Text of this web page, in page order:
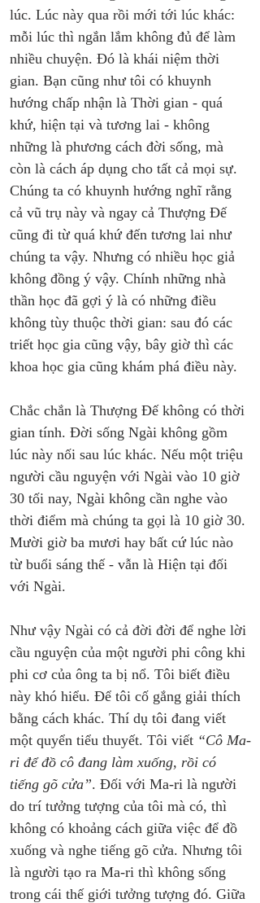
lúc. Lúc này qua rồi mới tới lúc khác:
mỗi lúc thì ngắn lắm không đủ để làm
nhiều chuyện. Đó là khái niệm thời
gian. Bạn cũng như tôi có khuynh
hướng chấp nhận là Thời gian - quá
khứ, hiện tại và tương lai - không
những là phương cách đời sống, mà
còn là cách áp dụng cho tất cả mọi sự.
Chúng ta có khuynh hướng nghĩ rằng
cả vũ trụ này và ngay cả Thượng Đế
cũng đi từ quá khứ đến tương lai như
chúng ta vậy. Nhưng có nhiều học giả
không đồng ý vậy. Chính những nhà
thần học đã gợi ý là có những điều
không tùy thuộc thời gian: sau đó các
triết học gia cũng vậy, bây giờ thì các
khoa học gia cũng khám phá điều này.
Chắc chắn là Thượng Đế không có thời
gian tính. Đời sống Ngài không gồm
lúc này nối sau lúc khác. Nếu một triệu
người cầu nguyện với Ngài vào 10 giờ
30 tối nay, Ngài không cần nghe vào
thời điểm mà chúng ta gọi là 10 giờ 30.
Mười giờ ba mươi hay bất cứ lúc nào
từ buổi sáng thế - vẫn là Hiện tại đối
với Ngài.
Như vậy Ngài có cả đời đời để nghe lời
cầu nguyện của một người phi công khi
phi cơ của ông ta bị nổ. Tôi biết điều
này khó hiểu. Để tôi cố gắng giải thích
bằng cách khác. Thí dụ tôi đang viết
một quyển tiểu thuyết. Tôi viết “Cô Ma-
ri để đồ cô đang làm xuống, rồi có
tiếng gõ cửa”. Đối với Ma-ri là người
do trí tưởng tượng của tôi mà có, thì
không có khoảng cách giữa việc để đồ
xuống và nghe tiếng gõ cửa. Nhưng tôi
là người tạo ra Ma-ri thì không sống
trong cái thế giới tưởng tượng đó. Giữa